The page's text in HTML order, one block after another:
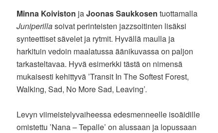
Minna Koiviston jaJoonas Saukkosen tuottamalla
Juniperillasoivat perinteisten jazzsoitinten lisäksi
synteettiset sävelet ja rytmit. Hyvällä maulla ja
harkituin vedoin maalatussa äänikuvassa on paljon
tarkasteltavaa. Hyvä esimerkki tästä on nimensä
mukaisesti kehittyvä ’Transit In The Softest Forest,
Walking, Sad, No More Sad, Leaving’.
Levyn viimeistelyvaiheessa edesmenneelle isoäidille
omistettu ’Nana – Tepalle’ on alussaan ja lopussaan